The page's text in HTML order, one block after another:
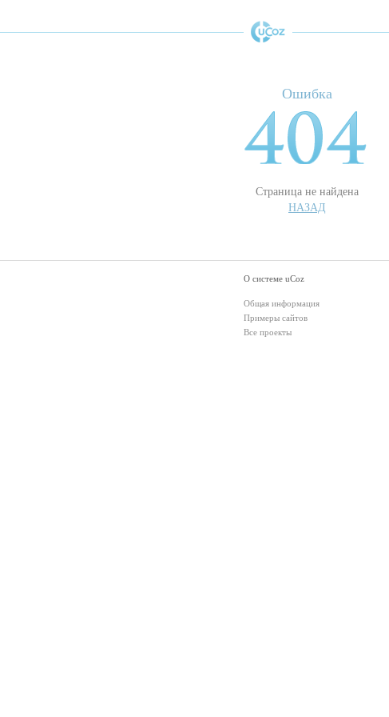
Ошибка
Страница не найдена
НАЗАД
О системе uCoz
Общая информация
Примеры сайтов
Все проекты